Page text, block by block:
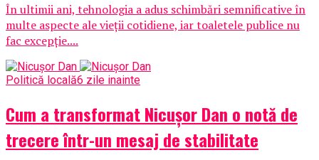
În ultimii ani, tehnologia a adus schimbări semnificative în
multe aspecte ale vieții cotidiene, iar toaletele publice nu
fac excepție....
Politică locală6 zile inainte
Cum a transformat Nicușor Dan o notă de
trecere într-un mesaj de stabilitate